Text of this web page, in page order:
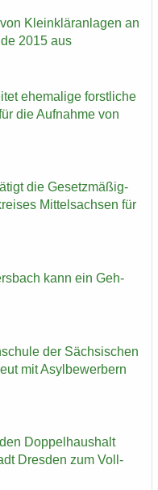
Klein­klär­an­la­gen an
2015 aus
ehe­ma­li­ge forst­li­che
die Auf­nah­me von
die Ge­setz­mä­ßig­
Mit­tel­sach­sen für
kann ein Geh-
der Säch­si­schen
mit Asyl­be­wer­bern
Dop­pel­haus­halt
Dres­den zum Voll­